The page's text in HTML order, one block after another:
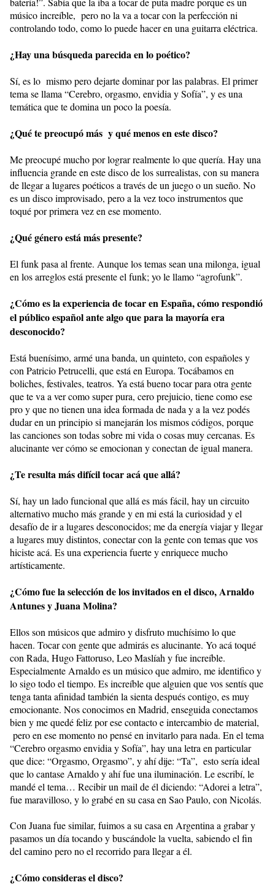
músico increíble, pero no la va a tocar con la perfección ni
controlando todo, como lo puede hacer en una guitarra eléctrica.
¿Hay una búsqueda parecida en lo poético?
Sí, es lo mismo pero dejarte dominar por las palabras. El primer
tema se llama “Cerebro, orgasmo, envidia y Sofía”, y es una
temática que te domina un poco la poesía.
¿Qué te preocupó más y qué menos en este disco?
Me preocupé mucho por lograr realmente lo que quería. Hay una
influencia grande en este disco de los surrealistas, con su manera
de llegar a lugares poéticos a través de un juego o un sueño. No
es un disco improvisado, pero a la vez toco instrumentos que
toqué por primera vez en ese momento.
¿Qué género está más presente?
El funk pasa al frente. Aunque los temas sean una milonga, igual
en los arreglos está presente el funk; yo le llamo “agrofunk”.
¿Cómo es la experiencia de tocar en España, cómo respondió
el público español ante algo que para la mayoría era
desconocido?
Está buenísimo, armé una banda, un quinteto, con españoles y
con Patricio Petrucelli, que está en Europa. Tocábamos en
boliches, festivales, teatros. Ya está bueno tocar para otra gente
que te va a ver como super pura, cero prejuicio, tiene como ese
pro y que no tienen una idea formada de nada y a la vez podés
dudar en un principio si manejarán los mismos códigos, porque
las canciones son todas sobre mi vida o cosas muy cercanas. Es
alucinante ver cómo se emocionan y conectan de igual manera.
¿Te resulta más difícil tocar acá que allá?
Sí, hay un lado funcional que allá es más fácil, hay un circuito
alternativo mucho más grande y en mi está la curiosidad y el
desafío de ir a lugares desconocidos; me da energía viajar y llegar
a lugares muy distintos, conectar con la gente con temas que vos
hiciste acá. Es una experiencia fuerte y enriquece mucho
artísticamente.
¿Cómo fue la selección de los invitados en el disco, Arnaldo
Antunes y Juana Molina?
Ellos son músicos que admiro y disfruto muchísimo lo que
hacen. Tocar con gente que admirás es alucinante. Yo acá toqué
con Rada, Hugo Fattoruso, Leo Maslíah y fue increíble.
Especialmente Arnaldo es un músico que admiro, me identifico y
lo sigo todo el tiempo. Es increíble que alguien que vos sentís que
tenga tanta afinidad también la sienta después contigo, es muy
emocionante. Nos conocimos en Madrid, enseguida conectamos
bien y me quedé feliz por ese contacto e intercambio de material,
pero en ese momento no pensé en invitarlo para nada. En el tema
“Cerebro orgasmo envidia y Sofía”, hay una letra en particular
que dice: “Orgasmo, Orgasmo”, y ahí dije: “Ta”, esto sería ideal
que lo cantase Arnaldo y ahí fue una iluminación. Le escribí, le
mandé el tema… Recibir un mail de él diciendo: “Adorei a letra”,
fue maravilloso, y lo grabé en su casa en Sao Paulo, con Nicolás.
Con Juana fue similar, fuimos a su casa en Argentina a grabar y
pasamos un día tocando y buscándole la vuelta, sabiendo el fin
del camino pero no el recorrido para llegar a él.
¿Cómo consideras el disco?